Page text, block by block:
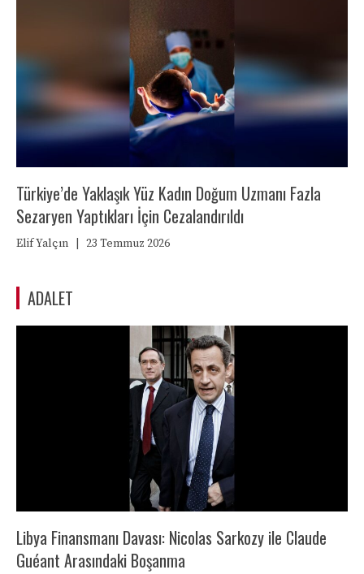
Türkiye’de Yaklaşık Yüz Kadın Doğum Uzmanı Fazla
Sezaryen Yaptıkları İçin Cezalandırıldı
Elif Yalçın 23 Temmuz 2026
ADALET
Libya Finansmanı Davası: Nicolas Sarkozy ile Claude
Guéant Arasındaki Boşanma